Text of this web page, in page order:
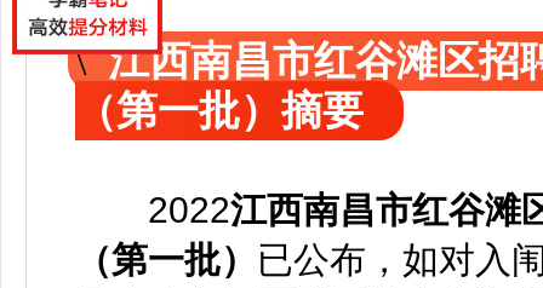
江西南昌市红谷滩区招
（第一批）摘要
2022江西南昌市红谷滩
（第一批） 已公布，如对入